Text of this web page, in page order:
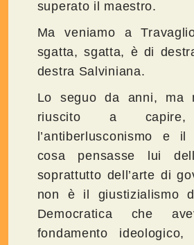
superato il maestro.
Ma veniamo a
sgatta, sgatta, è di
destra Salviniana.
Lo seguo da anni, ma
riuscito a
l’antiberlusconismo e il
cosa pensasse lui
soprattutto dell’arte di
non è il giustizialismo
Democratica che
fondamento